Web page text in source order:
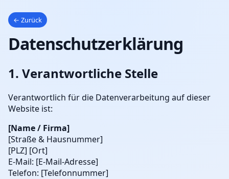
← Zurück
Datenschutzerklärung
1. Verantwortliche Stelle
Verantwortlich für die Datenverarbeitung auf dieser
Website ist:
[Name / Firma]
[Straße & Hausnummer]
[PLZ] [Ort]
E-Mail: [E-Mail-Adresse]
Telefon: [Telefonnummer]